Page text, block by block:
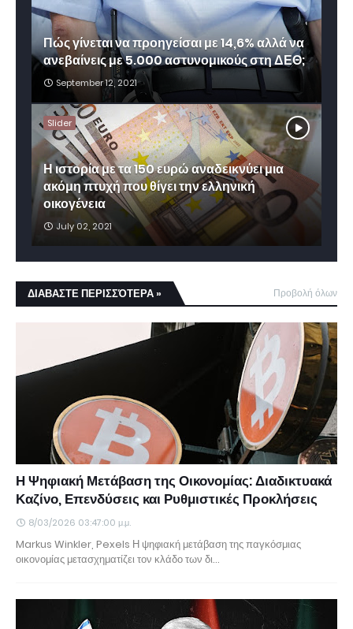
Πώς γίνεται να προηγείσαι με 14,6% αλλά να
ανεβαίνεις με 5.000 αστυνομικούς στη ΔΕΘ;
September 12, 2021
Slider
Η ιστορία με τα 150 ευρώ αναδεικνύει μια
ακόμη πτυχή που θίγει την ελληνική
οικογένεια
July 02, 2021
ΔΙΑΒΑΣΤΕ ΠΕΡΙΣΣΌΤΕΡΑ » Προβολή όλων
Η Ψηφιακή Μετάβαση της Οικονομίας: Διαδικτυακά
Καζίνο, Επενδύσεις και Ρυθμιστικές Προκλήσεις
8/03/2026 03:47:00 μ.μ.
Markus Winkler, Pexels Η ψηφιακή μετάβαση της παγκόσμιας
οικονομίας μετασχηματίζει τον κλάδο των δι…